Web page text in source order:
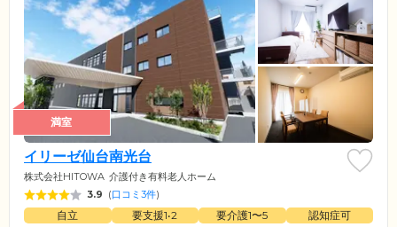
満室
イリーゼ仙台南光台
株式会社HITOWA 介護付き有料老人ホーム
3.9 (口コミ3件)
自立 要支援1•2 要介護1〜5
認知症可